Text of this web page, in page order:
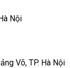
Nội
Võ, TP. Hà Nội